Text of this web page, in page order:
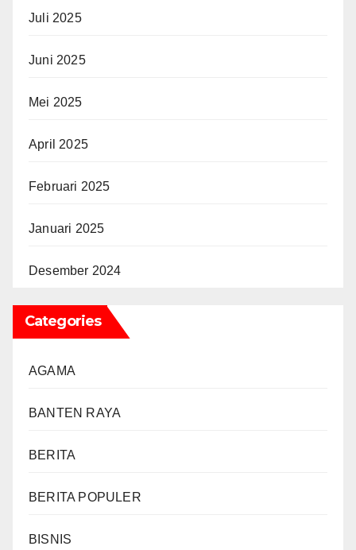
Juli 2025
Juni 2025
Mei 2025
April 2025
Februari 2025
Januari 2025
Desember 2024
Categories
AGAMA
BANTEN RAYA
BERITA
BERITA POPULER
BISNIS